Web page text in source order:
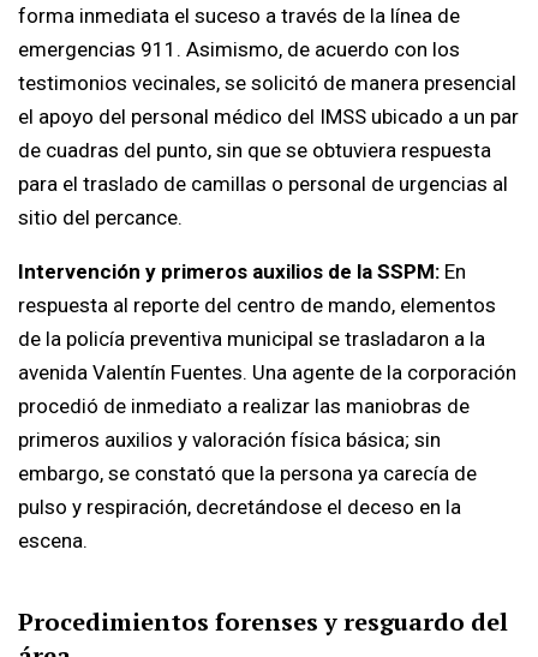
forma inmediata el suceso a través de la línea de
emergencias 911. Asimismo, de acuerdo con los
testimonios vecinales, se solicitó de manera presencial
el apoyo del personal médico del IMSS ubicado a un par
de cuadras del punto, sin que se obtuviera respuesta
para el traslado de camillas o personal de urgencias al
sitio del percance.
Intervención y primeros auxilios de la SSPM: En
respuesta al reporte del centro de mando, elementos
de la policía preventiva municipal se trasladaron a la
avenida Valentín Fuentes. Una agente de la corporación
procedió de inmediato a realizar las maniobras de
primeros auxilios y valoración física básica; sin
embargo, se constató que la persona ya carecía de
pulso y respiración, decretándose el deceso en la
escena.
Procedimientos forenses y resguardo del